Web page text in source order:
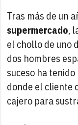
Tras más de un
supermercado,
el chollo de uno
dos hombres
suceso ha
donde el cliente
cajero para